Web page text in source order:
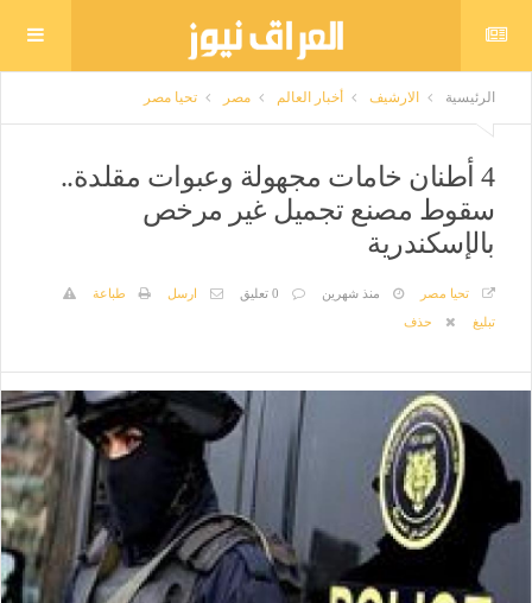
الرئيسية الارشيف أخبار العالم مصر تحيا مصر
4 أطنان خامات مجهولة وعبوات مقلدة..
سقوط مصنع تجميل غير مرخص
بالإسكندرية
تحيا مصر منذ شهرين 0 تعليق ارسل
طباعة
تبليغ
حذف